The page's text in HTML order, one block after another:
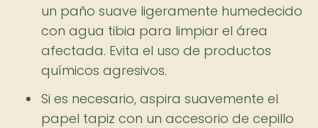
un paño suave ligeramente humedecido
con agua tibia para limpiar el área
afectada. Evita el uso de productos
químicos agresivos.
Si es necesario, aspira suavemente el
papel tapiz con un accesorio de cepillo